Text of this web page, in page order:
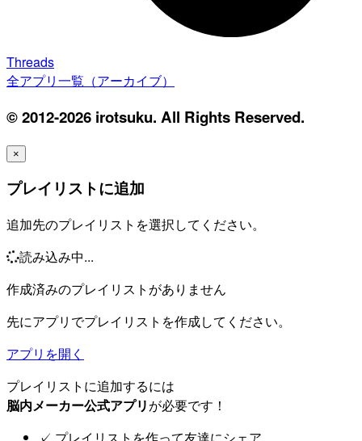
Threads
全アプリ一覧（アーカイブ）
© 2012-2026 irotsuku. All Rights Reserved.
×
プレイリストに追加
追加先のプレイリストを選択してください。
読み込み中...
作成済みのプレイリストがありません
先にアプリでプレイリストを作成してください。
アプリを開く
プレイリストに追加するには
脳内メーカー公式アプリが必要です！